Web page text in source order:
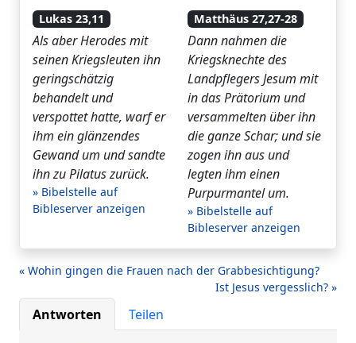
Lukas 23,11
Als aber Herodes mit
seinen Kriegsleuten ihn
geringschätzig
behandelt und
verspottet hatte, warf er
ihm ein glänzendes
Gewand um und sandte
ihn zu Pilatus zurück.
» Bibelstelle auf
Bibleserver anzeigen
Matthäus 27,27-28
Dann nahmen die
Kriegsknechte des
Landpflegers Jesum mit
in das Prätorium und
versammelten über ihn
die ganze Schar; und sie
zogen ihn aus und
legten ihm einen
Purpurmantel um.
» Bibelstelle auf
Bibleserver anzeigen
« Wohin gingen die Frauen nach der Grabbesichtigung?
Ist Jesus vergesslich? »
Antworten Teilen